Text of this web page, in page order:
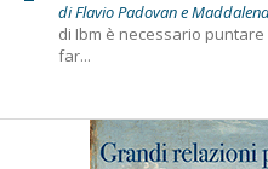
di Flavio Padovan e
di Ibm è necessario
far...